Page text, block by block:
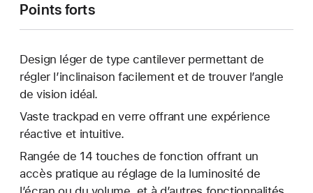
Points forts
Design léger de type cantilever permettant de
régler l’inclinaison facilement et de trouver l’angle
de vision idéal.
Vaste trackpad en verre offrant une expérience
réactive et intuitive.
Rangée de 14 touches de fonction offrant un
accès pratique au réglage de la luminosité de